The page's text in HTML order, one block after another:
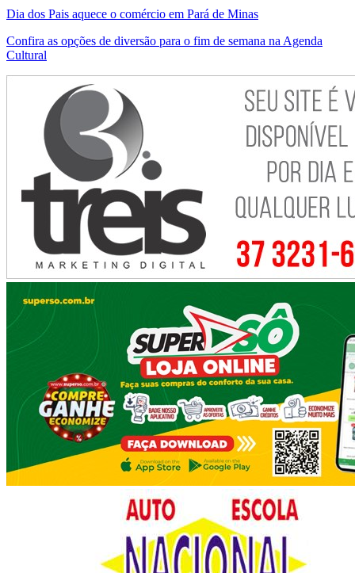
Dia dos Pais aquece o comércio em Pará de Minas
Confira as opções de diversão para o fim de semana na Agenda
Cultural